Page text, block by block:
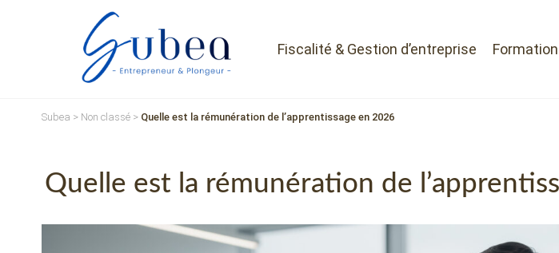
Fiscalité & Gestion d’entreprise
Subea > Non classé > Quelle est la rémunération de l’apprentissage en 2026
Quelle est la rémunération de